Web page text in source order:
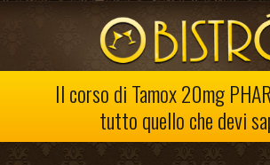
Il corso di Tamox 20mg
tutto quello che devi